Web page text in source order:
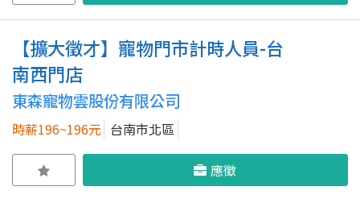
【擴大徵才】寵物門市計時人員-台
南西門店
東森寵物雲股份有限公司
時薪196~196元 台南市北區
應徵